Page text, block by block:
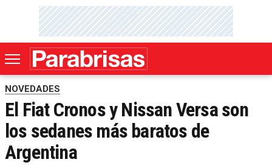
NOVEDADES
El Fiat Cronos y Nissan Versa son
los sedanes más baratos de
Argentina